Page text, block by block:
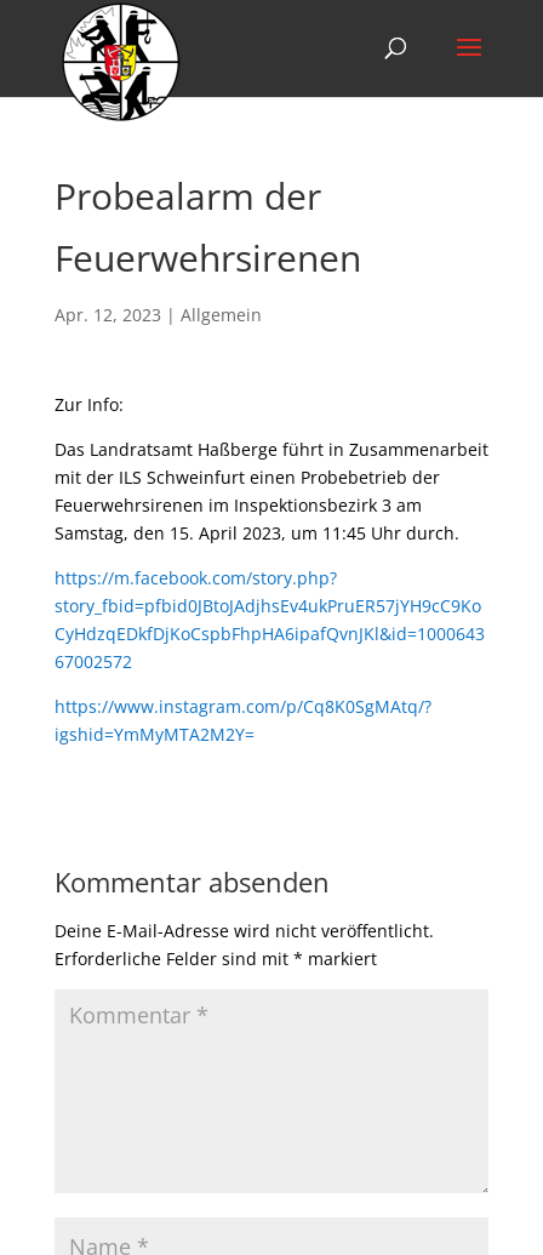
Probealarm der
Feuerwehrsirenen
Apr. 12, 2023 | Allgemein
Zur Info:
Das Landratsamt Haßberge führt in Zusammenarbeit
mit der ILS Schweinfurt einen Probebetrieb der
Feuerwehrsirenen im Inspektionsbezirk 3 am
Samstag, den 15. April 2023, um 11:45 Uhr durch.
https://m.facebook.com/story.php?
story_fbid=pfbid0JBtoJAdjhsEv4ukPruER57jYH9cC9Ko
CyHdzqEDkfDjKoCspbFhpHA6ipafQvnJKl&id=1000643
67002572
https://www.instagram.com/p/Cq8K0SgMAtq/?
igshid=YmMyMTA2M2Y=
Kommentar absenden
Deine E-Mail-Adresse wird nicht veröffentlicht.
Erforderliche Felder sind mit * markiert